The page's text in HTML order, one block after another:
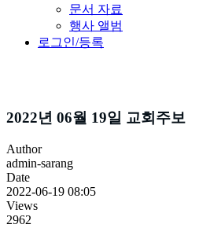
문서 자료
행사 앨범
로그인/등록
2022년 06월 19일 교회주보
Author
admin-sarang
Date
2022-06-19 08:05
Views
2962